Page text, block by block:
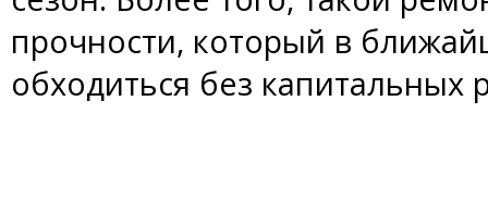
прочности, который в
обходиться без капитальных